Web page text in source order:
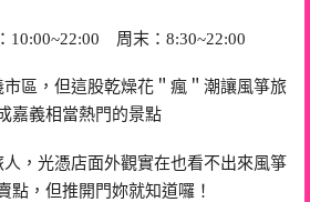
10:00~22:00 周末：8:30~22:00
區，但這股乾燥花＂瘋＂潮讓風箏旅
嘉義相當熱門的景點
，光憑店面外觀實在也看不出來風箏
點，但推開門妳就知道囉！